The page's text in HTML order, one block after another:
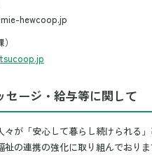
hewcoop.jp
セージ・給与等に関して
々が「安心して暮らし続けられる
祉の連携の強化に取り組んでおり